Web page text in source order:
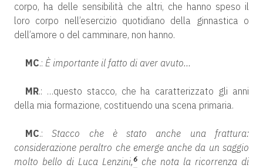
corpo, ha delle sensibilità che altri, che hanno speso il
loro corpo nell’esercizio quotidiano della ginnastica o
dell’amore o del camminare, non hanno.
MC.: È importante il fatto di aver avuto…
MR.: …questo stacco, che ha caratterizzato gli anni
della mia formazione, costituendo una scena primaria.
MC.:Stacco che è stato anche una frattura:
considerazione peraltro che emerge anche da un saggio
molto bello di Luca Lenzini, 6 che nota la ricorrenza di